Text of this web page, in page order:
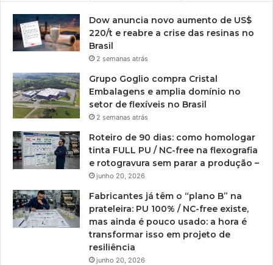
Dow anuncia novo aumento de US$
220/t e reabre a crise das resinas no
Brasil
2 semanas atrás
Grupo Goglio compra Cristal
Embalagens e amplia domínio no
setor de flexíveis no Brasil
2 semanas atrás
Roteiro de 90 dias: como homologar
tinta FULL PU / NC-free na flexografia
e rotogravura sem parar a produção –
junho 20, 2026
Fabricantes já têm o “plano B” na
prateleira: PU 100% / NC-free existe,
mas ainda é pouco usado: a hora é
transformar isso em projeto de
resiliência
junho 20, 2026